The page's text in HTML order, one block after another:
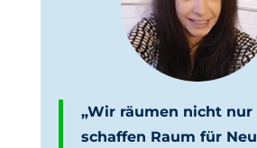
„Wir räumen nicht nur
schaffen Raum für